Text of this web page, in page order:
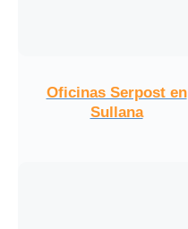
Oficinas Serpost en
Sullana